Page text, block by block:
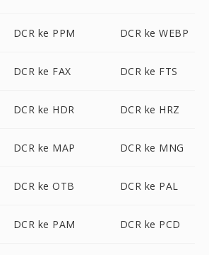
DCR ke PPM DCR ke WEBP
DCR ke FAX DCR ke FTS
DCR ke HDR DCR ke HRZ
DCR ke MAP DCR ke MNG
DCR ke OTB DCR ke PAL
DCR ke PAM DCR ke PCD